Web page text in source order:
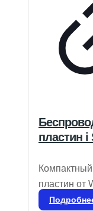
пластин
пластин от
дюймовый